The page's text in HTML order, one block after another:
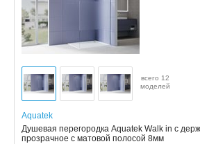
всего 12
моделей
Aquatek
Душевая перегородка Aquatek Walk in с
прозрачное с матовой полосой 8мм